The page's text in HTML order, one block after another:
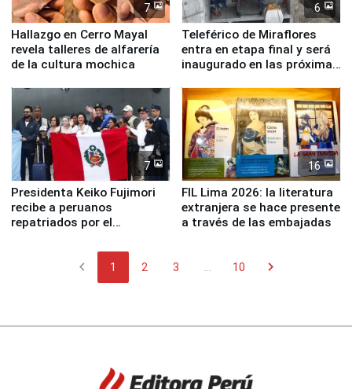
7
Hallazgo en Cerro Mayal
revela talleres de alfarería
de la cultura mochica
6
Teleférico de Miraflores
entra en etapa final y será
inaugurado en las próximas
7
Presidenta Keiko Fujimori
recibe a peruanos
repatriados por el
16
FIL Lima 2026: la literatura
extranjera se hace presente
a través de las embajadas
chevron_left 1 2 3 10 chevron_right